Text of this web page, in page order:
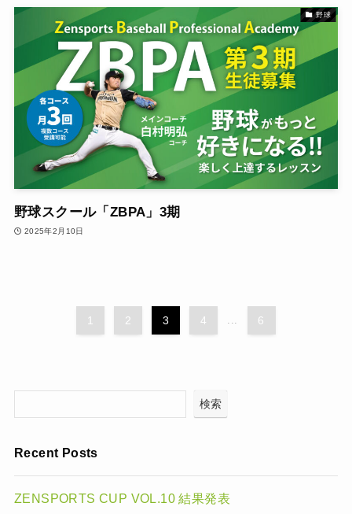
野球
野球スクール「ZBPA」3期
2025年2月10日
1 2 3 4 ... 6
検索
Recent Posts
ZENSPORTS CUP VOL.10 結果発表